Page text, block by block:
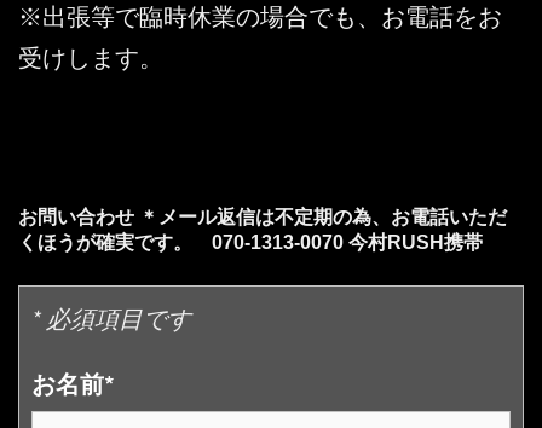
※出張等で臨時休業の場合でも、お電話をお
受けします。
お問い合わせ ＊メール返信は不定期の為、お電話いただ
くほうが確実です。 070-1313-0070 今村RUSH携帯
* 必須項目です
お名前*